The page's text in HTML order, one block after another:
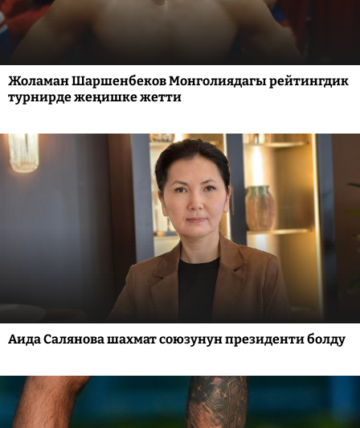
Жоламан Шаршенбеков Монголиядагы рейтингдик
турнирде жеңишке жетти
Аида Салянова шахмат союзунун президенти болду